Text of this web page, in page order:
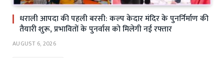
धराली आपदा की पहली बरसी: कल्प केदार मंदिर के पुनर्निर्माण की
तैयारी शुरू, प्रभावितों के पुनर्वास को मिलेगी नई रफ्तार
AUGUST 6, 2026